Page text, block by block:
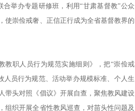
举办专题研修班，利用“甘肃基督教”公众
使崇俭戒奢、正信正行成为全省基督教界的
教职人员行为规范实施细则》，把“崇俭戒
员行为规范、活动举办规模标准、个人生
带头对照《倡议》开展自查，聚焦教风建设
组织开展全省性教风巡查，对苗头性问题及